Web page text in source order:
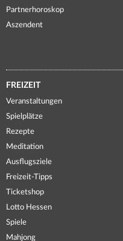
Partnerhoroskop
Aszendent
FREIZEIT
Veranstaltungen
Spielplätze
Rezepte
Meditation
Ausflugsziele
Freizeit-Tipps
Ticketshop
Lotto Hessen
Spiele
Mahjong